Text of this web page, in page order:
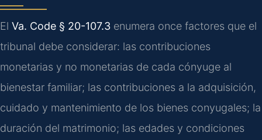
El Va. Code § 20-107.3 enumera once factores que el
tribunal debe considerar: las contribuciones
monetarias y no monetarias de cada cónyuge al
bienestar familiar; las contribuciones a la adquisición,
cuidado y mantenimiento de los bienes conyugales; la
duración del matrimonio; las edades y condiciones